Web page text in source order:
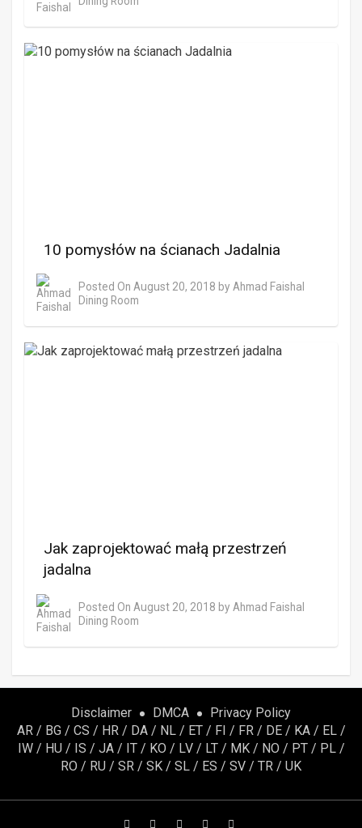
10 pomysłów na ścianach Jadalnia
Posted On August 20, 2018 by Ahmad Faishal
Dining Room
Jak zaprojektować małą przestrzeń
jadalna
Posted On August 20, 2018 by Ahmad Faishal
Dining Room
Disclaimer DMCA
Privacy Policy
AR / BG/ CS / HR / DA/ NL/ ET/ FI / FR / DE/ KA/ EL/
IW/ HU/ IS / JA/ IT/ KO / LV/ LT/ MK/ NO / PT/ PL/
RO / RU / SR / SK / SL / ES / SV / TR / UK